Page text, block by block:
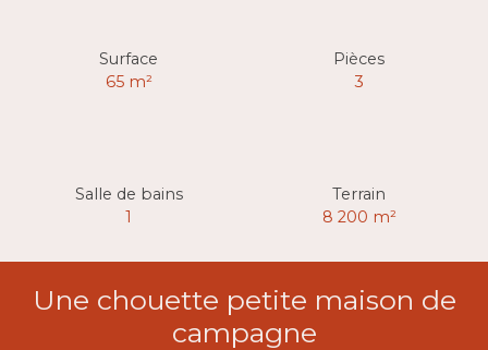
Surface
65 m²
Pièces
3
Salle de bains
1
Terrain
8 200 m²
Une chouette petite maison de
campagne